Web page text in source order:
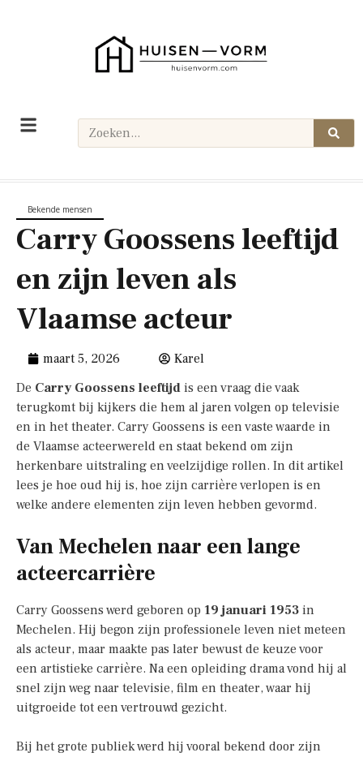
Bekende mensen
Carry Goossens leeftijd
en zijn leven als
Vlaamse acteur
maart 5, 2026
Karel
De Carry Goossens leeftijd is een vraag die vaak
terugkomt bij kijkers die hem al jaren volgen op televisie
en in het theater. Carry Goossens is een vaste waarde in
de Vlaamse acteerwereld en staat bekend om zijn
herkenbare uitstraling en veelzijdige rollen. In dit artikel
lees je hoe oud hij is, hoe zijn carrière verlopen is en
welke andere elementen zijn leven hebben gevormd.
Van Mechelen naar een lange
acteercarrière
Carry Goossens werd geboren op 19 januari 1953 in
Mechelen. Hij begon zijn professionele leven niet meteen
als acteur, maar maakte pas later bewust de keuze voor
een artistieke carrière. Na een opleiding drama vond hij al
snel zijn weg naar televisie, film en theater, waar hij
uitgroeide tot een vertrouwd gezicht.
Bij het grote publiek werd hij vooral bekend door zijn